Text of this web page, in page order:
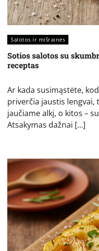
Salotos ir mišrainės
Sotios salotos su
receptas
Ar kada susimąstėte,
priverčia jaustis lengvai,
jaučiame alkį, o kitos –
Atsakymas dažnai […]